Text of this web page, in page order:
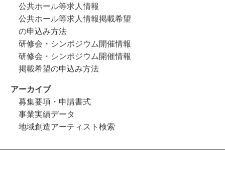
公共ホール等求人情報
公共ホール等求人情報掲載希望
の申込み方法
研修会・シンポジウム開催情報
研修会・シンポジウム開催情報
掲載希望の申込み方法
アーカイブ
募集要項・申請書式
事業実績データ
地域創造アーティスト検索